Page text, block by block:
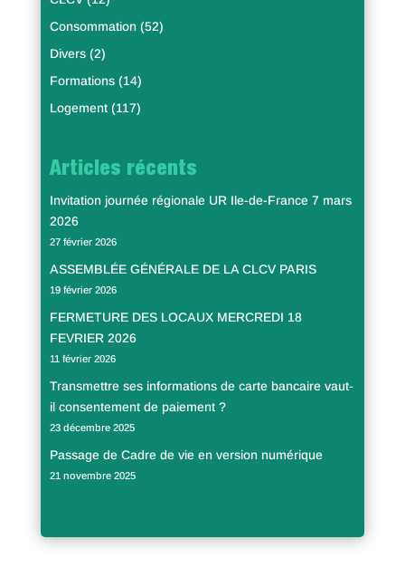
Consommation(52)
Divers(2)
Formations(14)
Logement(117)
Articles récents
Invitation journée régionale UR Ile-de-France 7 mars
2026
27 février 2026
ASSEMBLÉE GÉNÉRALE DE LA CLCV PARIS
19 février 2026
FERMETURE DES LOCAUX MERCREDI 18
FEVRIER 2026
11 février 2026
Transmettre ses informations de carte bancaire vaut-
il consentement de paiement ?
23 décembre 2025
Passage de Cadre de vie en version numérique
21 novembre 2025